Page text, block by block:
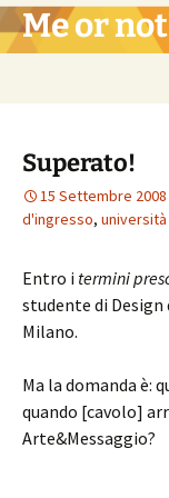
Vai
al Me or
Superato!
15 Settembre 2008
d'ingresso, università
Entro i termini
studente di
Milano.
Ma la domanda è:
quando [cavolo]
Arte&Messaggio?